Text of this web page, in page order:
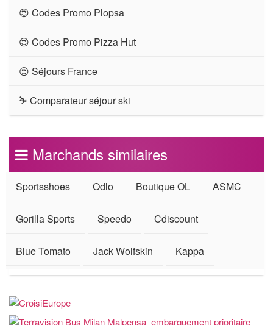
😍 Codes Promo Plopsa
😍 Codes Promo Pizza Hut
😍 Séjours France
⛷ Comparateur séjour ski
Marchands similaires
Sportsshoes Odlo Boutique OL ASMC
Gorilla Sports Speedo Cdiscount
Blue Tomato Jack Wolfskin Kappa